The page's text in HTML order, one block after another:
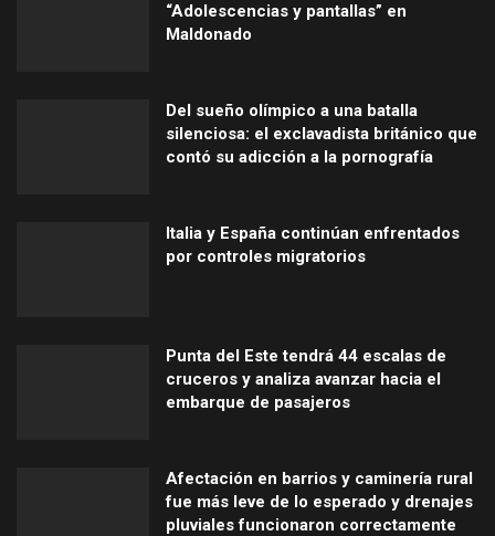
“Adolescencias y pantallas” en
Maldonado
Del sueño olímpico a una batalla
silenciosa: el exclavadista británico que
contó su adicción a la pornografía
Italia y España continúan enfrentados
por controles migratorios
Punta del Este tendrá 44 escalas de
cruceros y analiza avanzar hacia el
embarque de pasajeros
Afectación en barrios y caminería rural
fue más leve de lo esperado y drenajes
pluviales funcionaron correctamente